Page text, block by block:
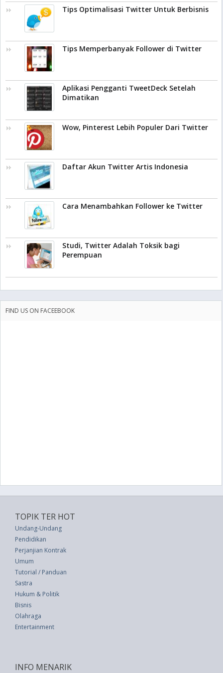
Tips Optimalisasi Twitter Untuk Berbisnis
Tips Memperbanyak Follower di Twitter
Aplikasi Pengganti TweetDeck Setelah
Dimatikan
Wow, Pinterest Lebih Populer Dari Twitter
Daftar Akun Twitter Artis Indonesia
Cara Menambahkan Follower ke Twitter
Studi, Twitter Adalah Toksik bagi
Perempuan
FIND US ON FACEEBOOK
TOPIK TER HOT
Undang-Undang
Pendidikan
Perjanjian Kontrak
Umum
Tutorial / Panduan
Sastra
Hukum & Politik
Bisnis
Olahraga
Entertainment
INFO MENARIK